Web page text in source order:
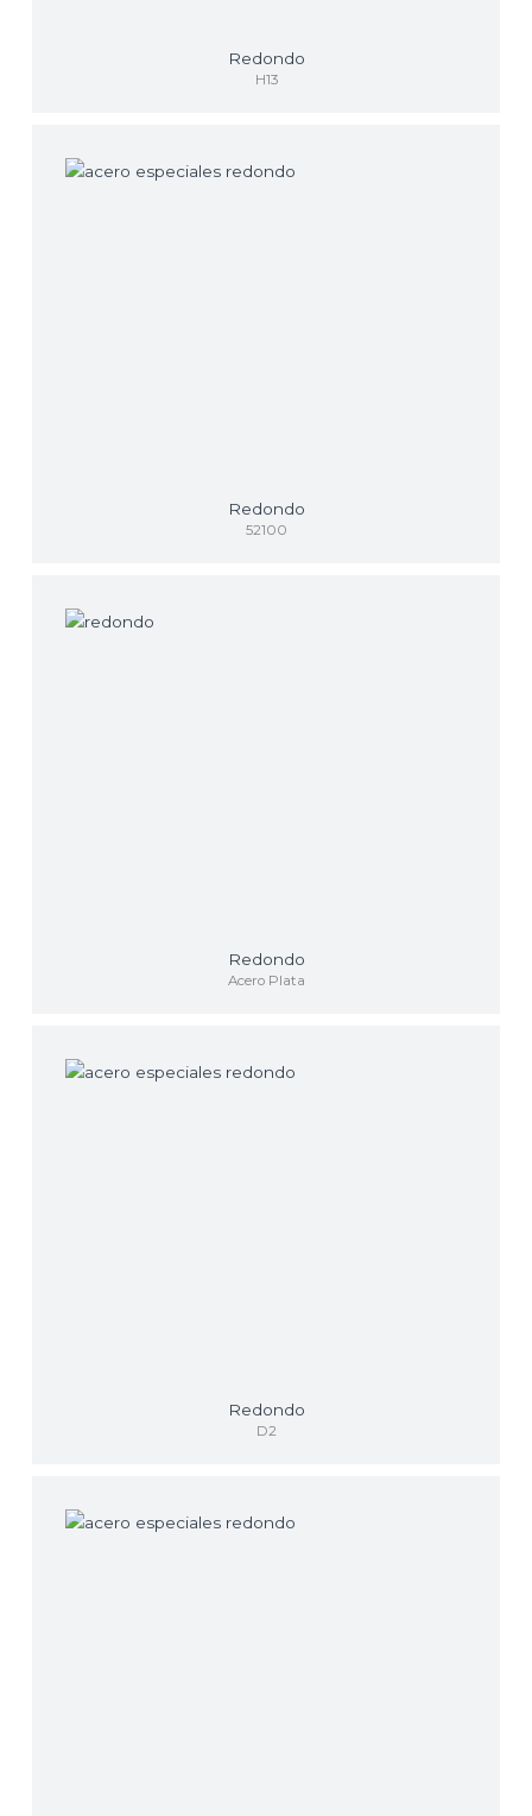
Redondo
H13
Redondo
52100
Redondo
Acero Plata
Redondo
D2